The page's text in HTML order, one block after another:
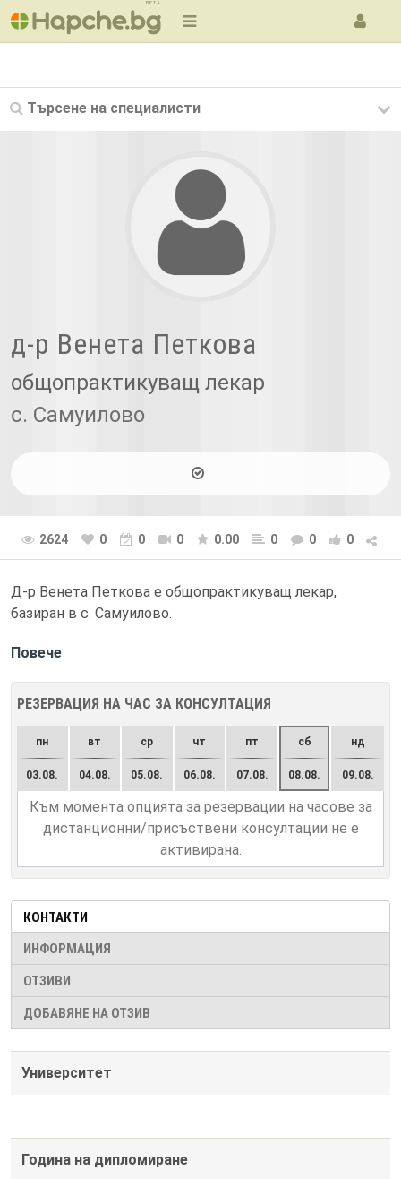
BETA
Търсене на специалисти
д-р Венета Петкова
общопрактикуващ лекар
с. Самуилово
2624 0 0 0 0.00 0 0 0
Д-р Венета Петкова е общопрактикуващ лекар,
базиран в с. Самуилово.
Повече
РЕЗЕРВАЦИЯ НА ЧАС ЗА КОНСУЛТАЦИЯ
пн
03.08.
вт
04.08.
ср
05.08.
чт
06.08.
пт
07.08.
сб
08.08.
нд
09.08.
Към момента опцията за резервации на часове за
дистанционни/присъствени консултации не е
активирана.
КОНТАКТИ
ИНФОРМАЦИЯ
ОТЗИВИ
ДОБАВЯНЕ НА ОТЗИВ
Университет
Година на дипломиране